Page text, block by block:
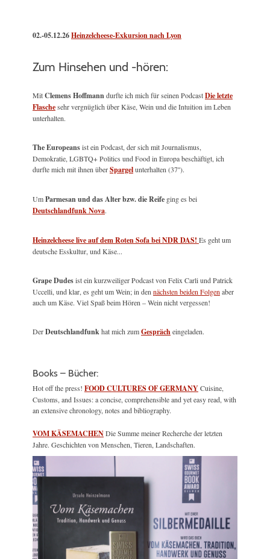
02.-05.12.26Heinzelcheese-Exkursion nach Lyon
Zum Hinsehen und -hören:
MitClemens Hoffmanndurfte ich mich für seinen PodcastDie letzte
Flaschesehr vergnüglich über Käse, Wein und die Intuition im Leben
unterhalten.
The Europeansist ein Podcast, der sich mit Journalismus,
Demokratie, LGBTQ+ Politics und Food in Europa beschäftigt, ich
durfte mich mit ihnen überSpargelunterhalten (37'').
UmParmesan und das Alter bzw. die Reife ging es bei
Deutschlandfunk Nova.
Heinzelcheese live auf dem Roten Sofa bei NDR DAS! Es geht um
deutsche Esskultur, und Käse...
Grape Dudesist ein kurzweiliger Podcast von Felix Carli und Patrick
Uccelli, und klar, es geht um Wein; in dennächsten beiden Folgenaber
auch um Käse. Viel Spaß beim Hören – Wein nicht vergessen!
DerDeutschlandfunkhat mich zumGesprächeingeladen.
Books – Bücher:
Hot off the press! FOOD CULTURES OF GERMANYCuisine,
Customs, and Issues: a concise, comprehensible and yet easy read, with
an extensive chronology, notes and bibliography.
VOM KÄSEMACHENDie Summe meiner Recherche der letzten
Jahre. Geschichten von Menschen, Tieren, Landschaften.